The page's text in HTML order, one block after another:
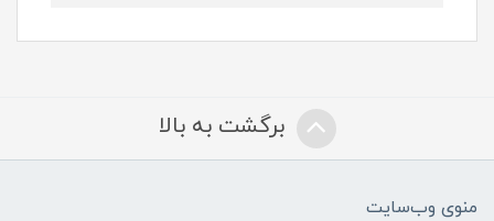
برگشت به بالا
منوی وب‌سایت